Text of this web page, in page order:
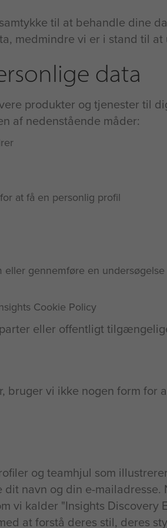
til at behandle dine
medmindre vi er i stand til
data
produkter og tjenester til
af nedenstående måder:
at få en personlig profil
gennemføre en undersøgelse
Cookie Policy
eller offentligt
vi ikke nogen form for
og teamhjul som
navn og din e-
vi kalder "Insights
at forstå deres stil, deres